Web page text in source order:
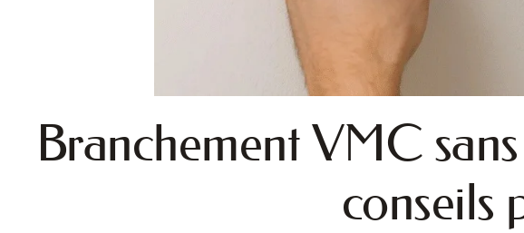
Branchement VMC
conseils